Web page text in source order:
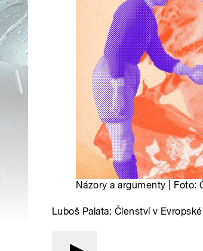
Názory a argumenty | Foto:
Luboš Palata: Členství v